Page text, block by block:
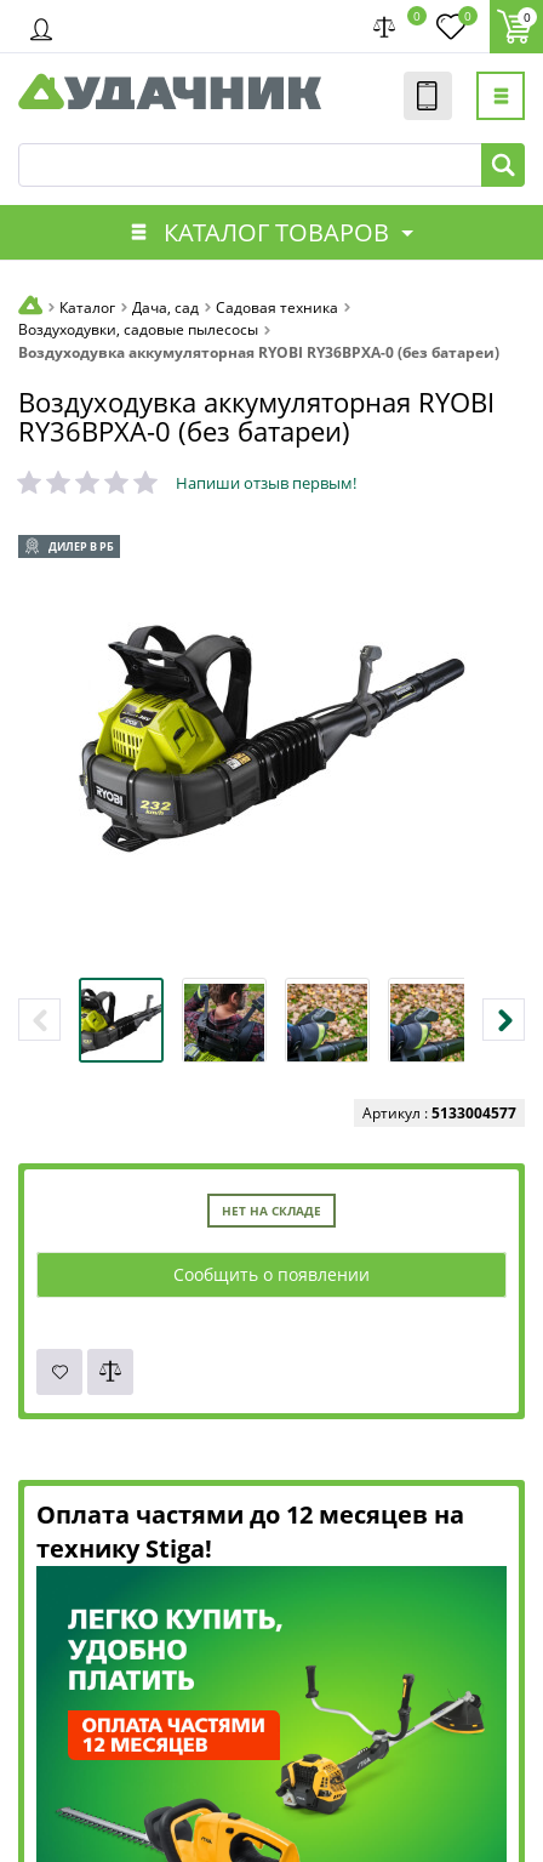
0 0 0
КАТАЛОГ ТОВАРОВ
Каталог Дача, сад
Садовая техника
Воздуходувки, садовые пылесосы
Воздуходувка аккумуляторная RYOBI RY36BPXA-0 (без батареи)
Воздуходувка аккумуляторная RYOBI
RY36BPXA-0 (без батареи)
Напиши отзыв первым!
ДИЛЕР В РБ
Артикул :5133004577
НЕТ НА СКЛАДЕ
Сообщить о появлении
Оплата частями до 12 месяцев на
технику Stiga!